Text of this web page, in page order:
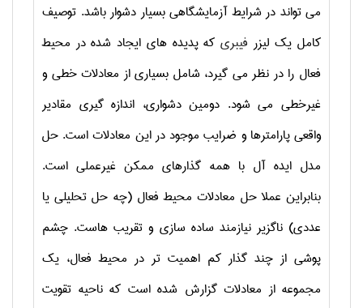
می تواند در شرایط آزمایشگاهی بسیار دشوار باشد. توصیف
کامل یک لیزر فیبری که پدیده های ایجاد شده در محیط
فعال را در نظر می گیرد، شامل بسیاری از معادلات خطی و
غیرخطی می شود. دومین دشواری، اندازه گیری مقادیر
واقعی پارامترها و ضرایب موجود در این معادلات است. حل
مدل ایده آل با همه گذارهای ممکن غیرعملی است.
بنابراین عملا حل معادلات محیط فعال (چه حل تحلیلی یا
عددی) ناگزیر نیازمند ساده سازی و تقریب هاست. چشم
پوشی از چند گذار کم اهمیت تر در محیط فعال، یک
مجموعه از معادلات گزارش شده است که ناحیه تقویت